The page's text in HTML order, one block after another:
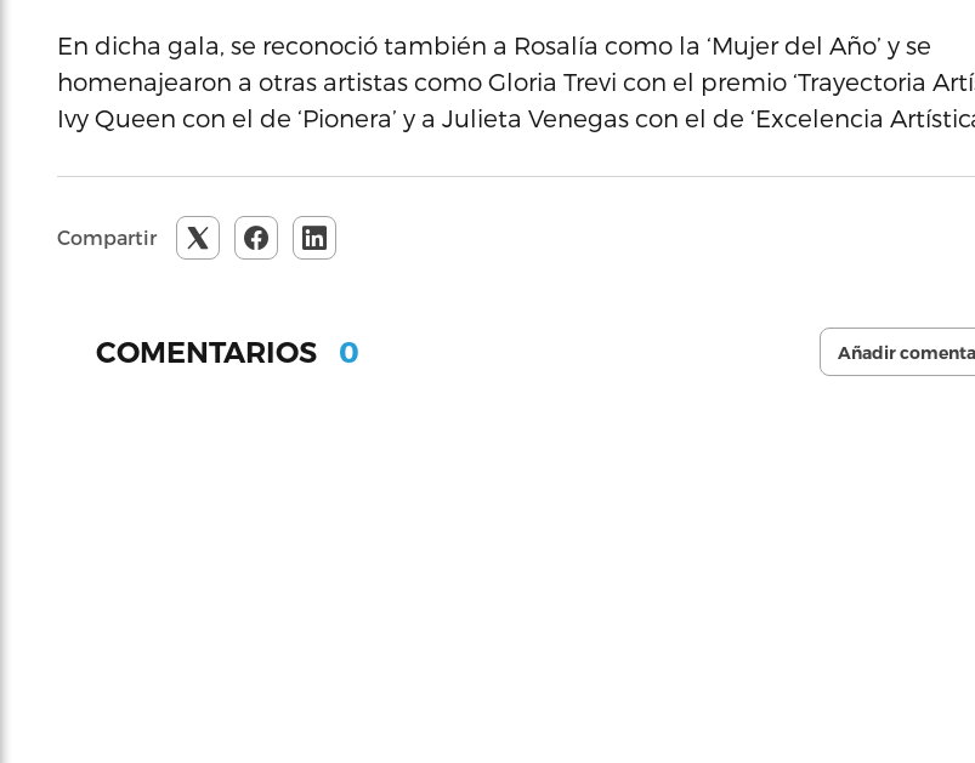
En dicha gala, se reconoció también a Rosalía como la ‘Mujer del Año’ y se
homenajearon a otras artistas como Gloria Trevi con el premio ‘Trayectoria
Ivy Queen con el de ‘Pionera’ y a Julieta Venegas con el de ‘Excelencia
Compartir
COMENTARIOS 0 Añadir